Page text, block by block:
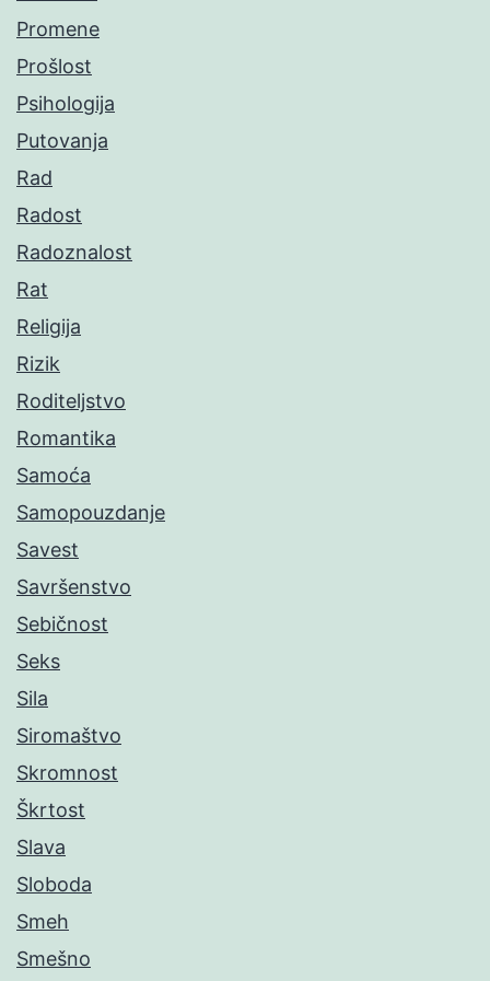
Promene
Prošlost
Psihologija
Putovanja
Rad
Radost
Radoznalost
Rat
Religija
Rizik
Roditeljstvo
Romantika
Samoća
Samopouzdanje
Savest
Savršenstvo
Sebičnost
Seks
Sila
Siromaštvo
Skromnost
Škrtost
Slava
Sloboda
Smeh
Smešno